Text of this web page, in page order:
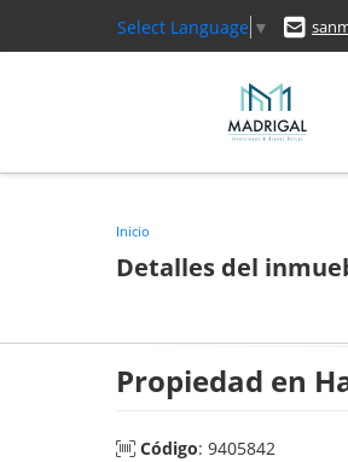
Select Language ▼
Inicio
Detalles del
Propiedad en
Código: 9405842